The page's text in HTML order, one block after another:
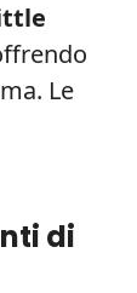
Le
di